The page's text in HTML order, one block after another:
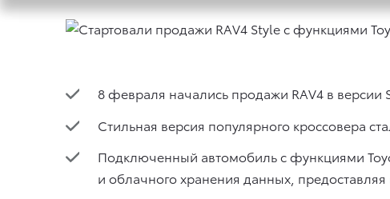
8 февраля начались продажи RAV4 в версии
Стильная версия популярного кроссовера
Подключенный автомобиль с функциями
и облачного хранения данных,